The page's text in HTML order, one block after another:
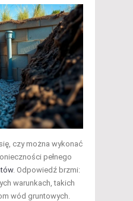
czy można wykonać
pełnego
. Odpowiedź brzmi:
warunkach, takich
wód gruntowych.